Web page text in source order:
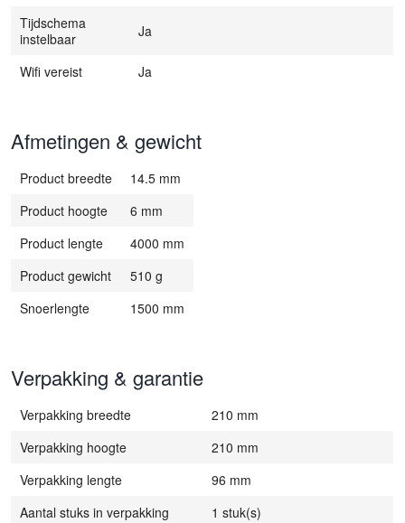
Tijdschema
instelbaar
Ja
Wifi vereist Ja
Afmetingen & gewicht
Product breedte
14.5 mm
Product hoogte
6 mm
Product lengte
4000 mm
Product gewicht
510 g
Snoerlengte
1500 mm
Verpakking & garantie
Verpakking breedte
210 mm
Verpakking hoogte
210 mm
Verpakking lengte
96 mm
Aantal stuks in verpakking
1 stuk(s)